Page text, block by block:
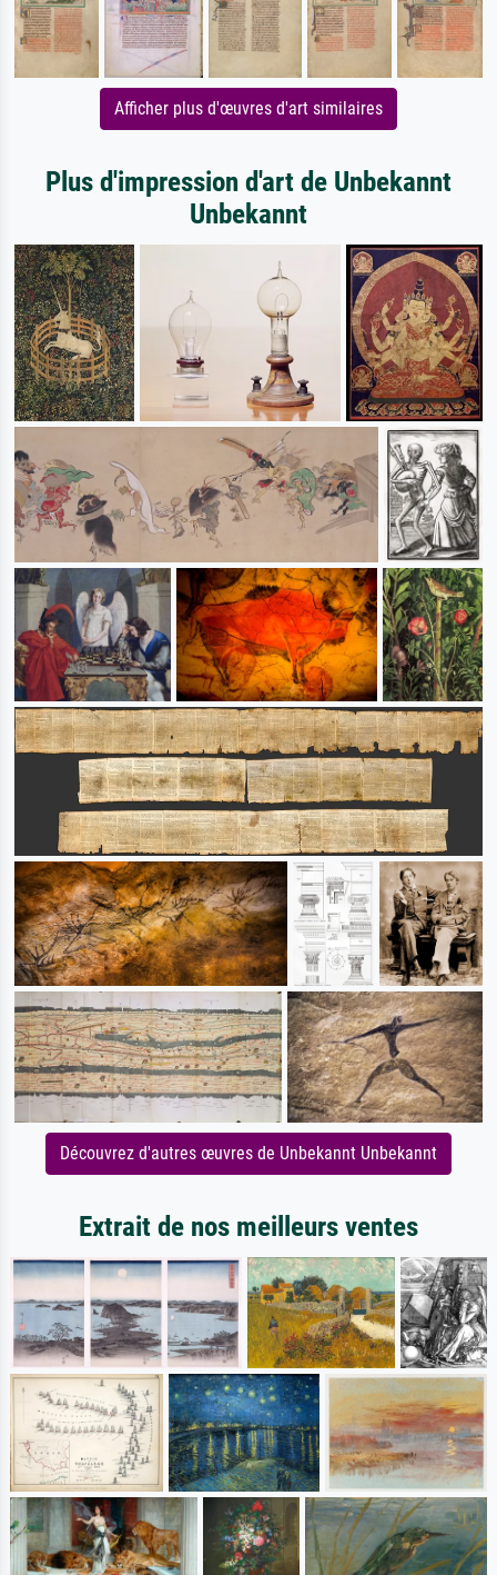
Afficher plus d'œuvres d'art similaires
Plus d'impression d'art de Unbekannt
Unbekannt
Découvrez d'autres œuvres de Unbekannt Unbekannt
Extrait de nos meilleurs ventes